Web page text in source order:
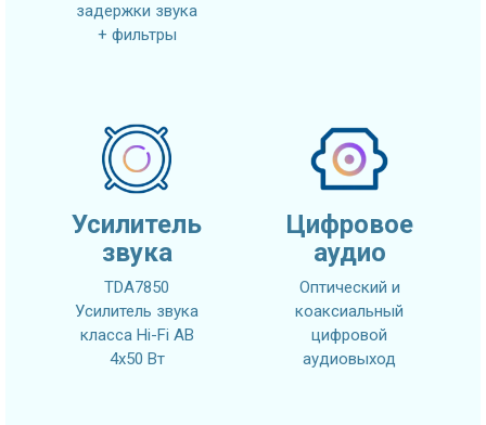
задержки звука
+ фильтры
Усилитель
звука
TDA7850
Усилитель звука
класса Hi-Fi AB
4x50 Вт
Цифровое
аудио
Оптический и
коаксиальный
цифровой
аудиовыход